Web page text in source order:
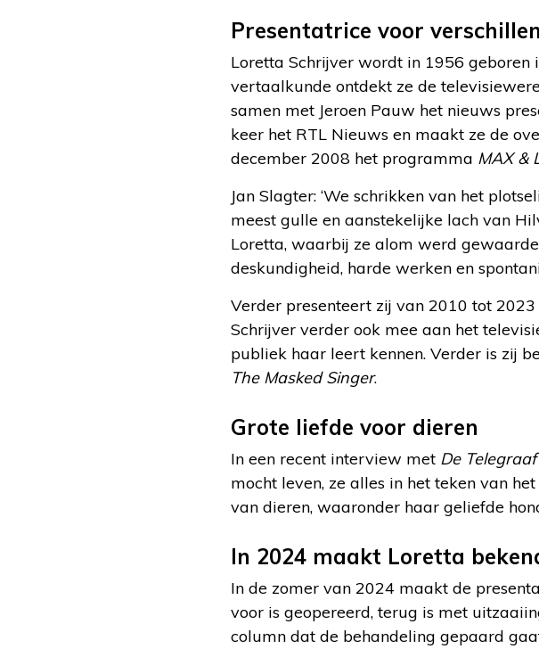
Presentatrice voor
Loretta Schrijver wordt in 1956 geboren
vertaalkunde ontdekt ze de
samen met Jeroen Pauw het nieuws
keer het RTL Nieuws en maakt ze de
december 2008 het programma MAX &
Jan Slagter: ‘We schrikken van het
meest gulle en aanstekelijke lach van
Loretta, waarbij ze alom werd
deskundigheid, harde werken en
Verder presenteert zij van 2010 tot
Schrijver verder ook mee aan het
publiek haar leert kennen. Verder is zij
The Masked Singer.
Grote liefde voor dieren
In een recent interview met De Telegraaf
mocht leven, ze alles in het teken van
van dieren, waaronder haar geliefde
In 2024 maakt Loretta
In de zomer van 2024 maakt de
voor is geopereerd, terug is met
column dat de behandeling gepaard